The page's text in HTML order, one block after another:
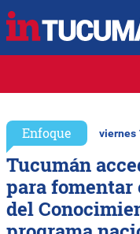
Enfoque viernes
Tucumán
para fomentar
del